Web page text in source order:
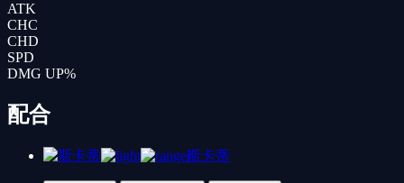
ATK
CHC
CHD
SPD
DMG UP%
配合
斯卡蒂